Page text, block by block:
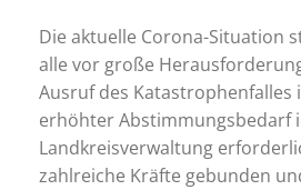
Die aktuelle Corona-Situation
alle vor große
Ausruf des Katastrophenfalles
erhöhter Abstimmungsbedarf
Landkreisverwaltung
zahlreiche Kräfte gebunden